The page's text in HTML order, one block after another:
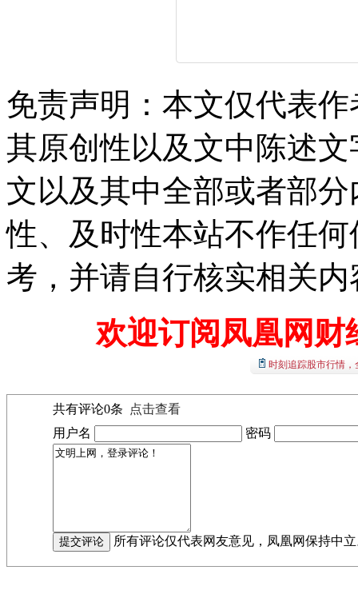
免责声明：本文仅代表
其原创性以及文中陈述
文以及其中全部或者部
性、及时性本站不作任
考，并请自行核实相关内
欢迎订阅凤凰网财
时刻追踪股市行情
共有评论0条
点击查看
用户名
密码
所有评论仅代表网友意见，凤凰网保持中